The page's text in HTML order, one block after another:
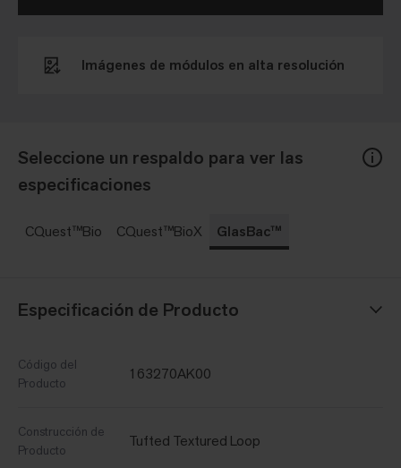
Seleccione un respaldo para ver las
especificaciones
CQuest™Bio CQuest™BioX GlasBac™
Especificación de Producto
Código del
Producto
163270AK00
Construcción de
Producto
Tufted Textured Loop
Imágenes de módulos en alta resolución